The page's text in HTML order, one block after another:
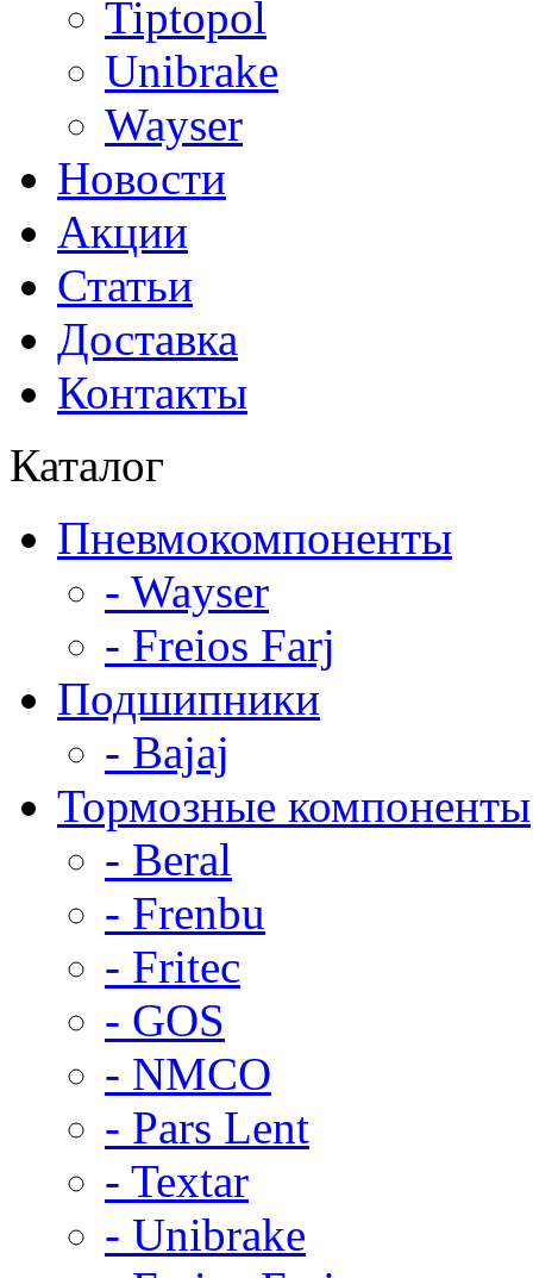
Tiptopol
Unibrake
Wayser
Новости
Акции
Статьи
Доставка
Контакты
Каталог
Пневмокомпоненты
- Wayser
- Freios Farj
Подшипники
- Bajaj
Тормозные компоненты
- Beral
- Frenbu
- Fritec
- GOS
- NMCO
- Pars Lent
- Textar
- Unibrake